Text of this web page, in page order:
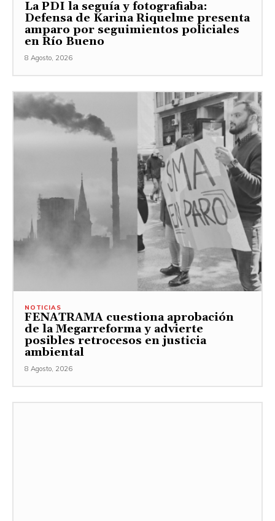
La PDI la seguía y fotografiaba:
Defensa de Karina Riquelme presenta
amparo por seguimientos policiales
en Río Bueno
8 Agosto, 2026
NOTICIAS
FENATRAMA cuestiona aprobación
de la Megarreforma y advierte
posibles retrocesos en justicia
ambiental
8 Agosto, 2026